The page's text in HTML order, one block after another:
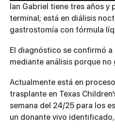
0
of
2
minutes,
23
Ian Gabriel tiene tres años
terminal; está en diálisis
gastrostomía con fórmula
El diagnóstico se confirmó a
mediante análisis porque no
Actualmente está en
trasplante en Texas
semana del 24/25 para los
un donante vivo